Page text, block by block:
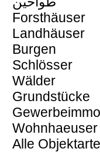
Forsthäuser
Landhäuser
Burgen
Schlösser
Wälder
Grundstücke
Wohnhaeuser
Alle